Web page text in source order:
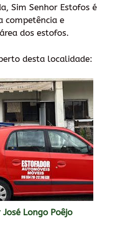
Sim Senhor Estofos é
competência e
dos estofos.
desta localidade:
Longo Poêjo